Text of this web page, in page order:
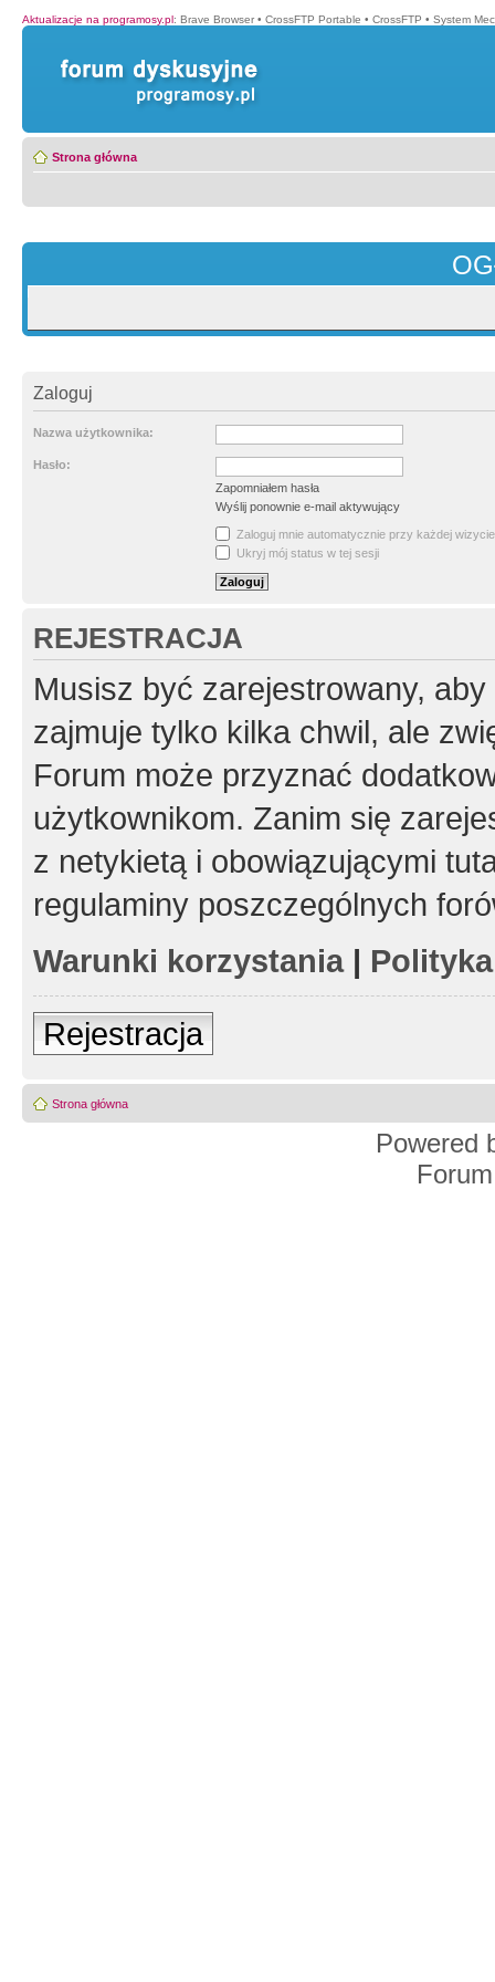
Aktualizacje na programosy.pl: Brave Browser • CrossFTP Portable • CrossFTP • System
Strona główna
Zaloguj
Nazwa użytkownika:
Hasło:
Zapomniałem hasła
Wyślij ponownie e-mail aktywujący
Zaloguj mnie automatycznie przy każdej wizycie
Ukryj mój status w tej sesji
REJESTRACJA
Musisz być zarejestrowany,
zajmuje tylko kilka chwil, ale
Forum może przyznać
użytkownikom. Zanim się
z netykietą i obowiązującymi
regulaminy poszczególnych
Warunki korzystania|
Rejestracja
Strona główna
Powered